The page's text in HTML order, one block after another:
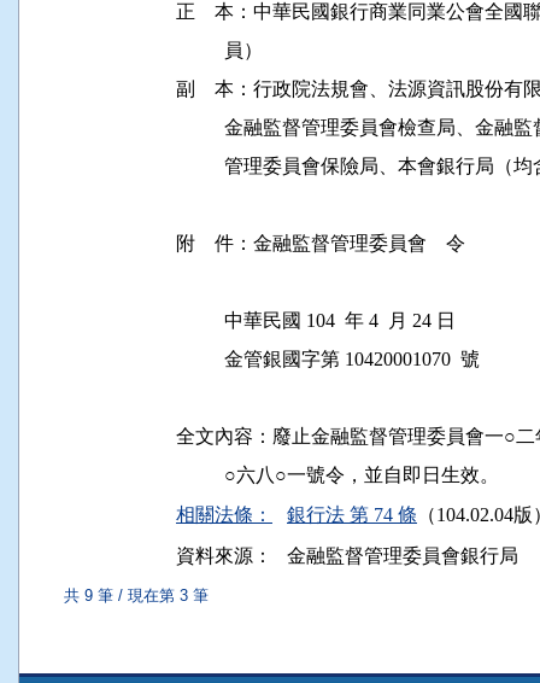
正    本：中華民國銀行商業同業公會全國
          員）
副    本：行政院法規會、法源資訊股份有
金融監督管理委員會檢查局、金
管理委員會保險局、本會銀行局（
附    件：金融監督管理委員會　令
          中華民國 104  年 4  月 24 日
          金管銀國字第 10420001070  號
全文內容：廢止金融監督管理委員會一○
相關法條：
銀行法 第 74 條 （104.02.04版
資料來源：
金融監督管理委員會銀行局
共 9 筆 / 現在第 3 筆